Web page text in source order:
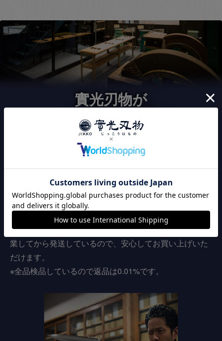
實光刃物が
選ばれる3つの理由
實光刃物は、職人の技による切れ味にこだわりを持って
います。出荷前に全品刃付け済みのため、購入後すぐに
切れ味が良い包丁をお使い頂けます。また、全品検品作
業してから発送しているので、安心してお買い上げいた
だけます。
※全品検品しているので返品は0.01%です。